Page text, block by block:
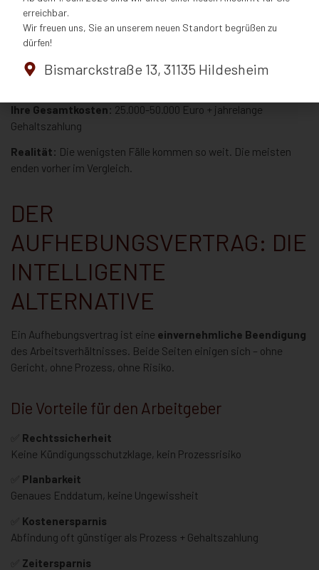
Gehaltsnachzahlung
Ihre Gesamtkosten: 25.000-50.000 Euro + jahrelange
Gehaltszahlung
Realität: Die wenigsten Fälle kommen so weit. Die meisten
enden vorher im Vergleich.
DER
AUFHEBUNGSVERTRAG: DIE
INTELLIGENTE
ALTERNATIVE
Ein Aufhebungsvertrag ist eine einvernehmliche Beendigung
des Arbeitsverhältnisses. Beide Seiten einigen sich – ohne
Gericht, ohne Prozess, ohne Risiko.
Die Vorteile für den Arbeitgeber
Rechtssicherheit
Keine Kündigungsschutzklage, kein Prozessrisiko
Planbarkeit
Genaues Enddatum, keine Ungewissheit
Kostenersparnis
Abfindung oft günstiger als Prozess + Gehaltszahlung
Zeitersparnis
erreichbar.
Wir freuen uns, Sie an unserem neuen Standort begrüßen zu
dürfen!
Bismarckstraße 13, 31135 Hildesheim